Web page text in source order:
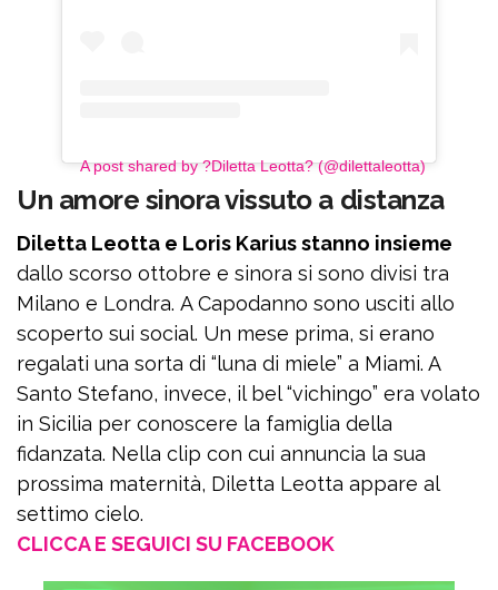
A post shared by ?Diletta Leotta? (@dilettaleotta)
Un amore sinora vissuto a distanza
Diletta Leotta e Loris Karius stanno insieme
dallo scorso ottobre e sinora si sono divisi tra
Milano e Londra. A Capodanno sono usciti allo
scoperto sui social. Un mese prima, si erano
regalati una sorta di “luna di miele” a Miami. A
Santo Stefano, invece, il bel “vichingo” era volato
in Sicilia per conoscere la famiglia della
fidanzata. Nella clip con cui annuncia la sua
prossima maternità, Diletta Leotta appare al
settimo cielo.
CLICCA E SEGUICI SU FACEBOOK